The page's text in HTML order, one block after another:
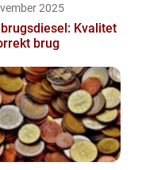
2025
Kvalitet
brug